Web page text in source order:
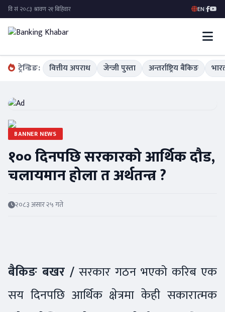
EN|
ट्रेन्डिङ: वित्तीय अपराध जेन्जी पुस्ता अन्तर्राष्ट्रिय बैंकिङ
BANNER NEWS
१०० दिनपछि सरकारको आर्थिक दौड,
चलायमान होला त अर्थतन्त्र ?
२०८३ असार २५ गते
बैकिङ बखर / सरकार गठन भएको करिब एक
सय दिनपछि आर्थिक क्षेत्रमा केही सकारात्मक